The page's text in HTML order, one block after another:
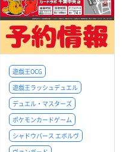
遊戯王OCG
遊戯王ラッシュデュエル
デュエル・マスターズ
ポケモンカードゲーム
シャドウバース エボルヴ